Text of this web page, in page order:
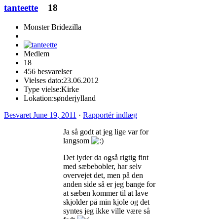
tanteette 18
Monster Bridezilla
Medlem
18
456 besvarelser
Vielses dato:23.06.2012
Type vielse:Kirke
Lokation:sønderjylland
Besvaret June 19, 2011 · Rapportér indlæg
Ja så godt at jeg lige var for
langsom
Det lyder da også rigtig fint
med sæbebobler, har selv
overvejet det, men på den
anden side så er jeg bange for
at sæben kommer til at lave
skjolder på min kjole og det
syntes jeg ikke ville være så